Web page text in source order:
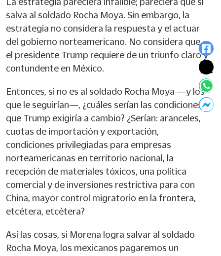
salva al soldado Rocha Moya. Sin embargo, la
estrategia no considera la respuesta y el actuar
del gobierno norteamericano. No considera que
el presidente Trump requiere de un triunfo claro y
contundente en México.
Entonces, si no es al soldado Rocha Moya —y los
que le seguirían—, ¿cuáles serían las condiciones
que Trump exigiría a cambio? ¿Serían: aranceles,
cuotas de importación y exportación,
condiciones privilegiadas para empresas
norteamericanas en territorio nacional, la
recepción de materiales tóxicos, una política
comercial y de inversiones restrictiva para con
China, mayor control migratorio en la frontera,
etcétera, etcétera?
Así las cosas, si Morena logra salvar al soldado
Rocha Moya, los mexicanos pagaremos un